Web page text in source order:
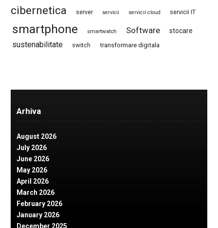
cibernetica server servicii servicii cloud servicii IT
smartphone smartwatch Software stocare
sustenabilitate switch transformare digitala
Arhiva
August 2026
July 2026
June 2026
May 2026
April 2026
March 2026
February 2026
January 2026
December 2025